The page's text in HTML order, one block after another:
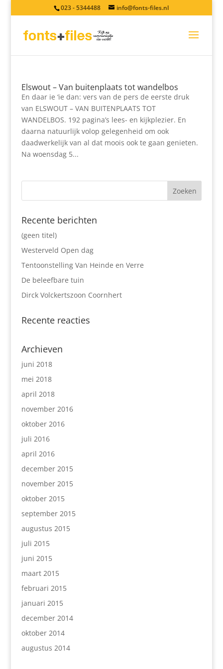
023 - 5344488 info@fonts-files.nl
Elswout – Van buitenplaats tot wandelbos
En daar ie ‘ie dan: vers van de pers de eerste druk
van ELSWOUT – VAN BUITENPLAATS TOT
WANDELBOS. 192 pagina’s lees- en kijkplezier. En
daarna natuurlijk volop gelegenheid om ook
daadwerkelijk van al dat moois ook te gaan genieten.
Na woensdag 5...
Recente berichten
(geen titel)
Westerveld Open dag
Tentoonstelling Van Heinde en Verre
De beleefbare tuin
Dirck Volckertszoon Coornhert
Recente reacties
Archieven
juni 2018
mei 2018
april 2018
november 2016
oktober 2016
juli 2016
april 2016
december 2015
november 2015
oktober 2015
september 2015
augustus 2015
juli 2015
juni 2015
maart 2015
februari 2015
januari 2015
december 2014
oktober 2014
augustus 2014